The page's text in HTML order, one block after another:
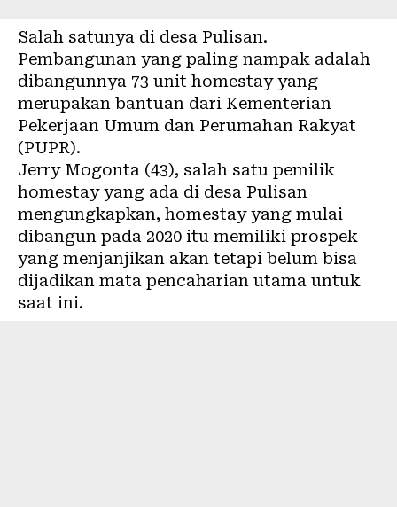
Salah satunya di desa Pulisan.
Pembangunan yang paling nampak adalah
dibangunnya 73 unit homestay yang
merupakan bantuan dari Kementerian
Pekerjaan Umum dan Perumahan Rakyat
(PUPR).
Jerry Mogonta (43), salah satu pemilik
homestay yang ada di desa Pulisan
mengungkapkan, homestay yang mulai
dibangun pada 2020 itu memiliki prospek
yang menjanjikan akan tetapi belum bisa
dijadikan mata pencaharian utama untuk
saat ini.